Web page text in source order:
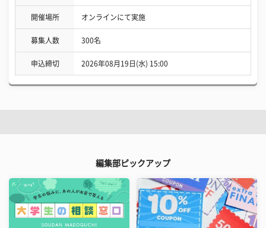
開催場所 オンラインにて実施
募集人数 300名
申込締切 2026年08月19日(水) 15:00
編集部ピックアップ